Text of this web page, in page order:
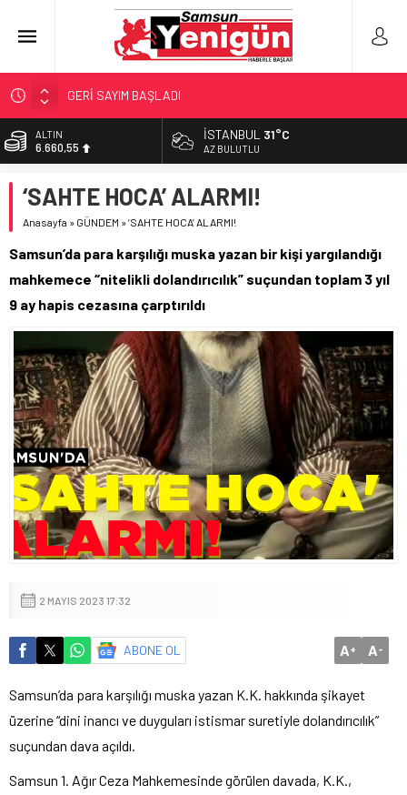
GERİ SAYIM BAŞLADI
SAMSUNSPOR’DA HEDEF 5’İNCİLİK!
‘BAFRA’YA YATIRIM YAPIN!’
YÖNETİCİ SEÇERKEN YAPILAN EN BÜYÜK HATALAR
ALTIN
6.660,55
13.779,39
DOLAR
55,1881
İSTANBUL 31°C
AZ BULUTLU
‘SAHTE HOCA’ ALARMI!
Anasayfa » GÜNDEM »‘SAHTE HOCA’ ALARMI!
Samsun’da para karşılığı muska yazan bir kişi yargılandığı
mahkemece “nitelikli dolandırıcılık” suçundan toplam 3 yıl
9 ay hapis cezasına çarptırıldı
2 MAYIS 2023 17:32
ABONE OL A+ A-
Samsun’da para karşılığı muska yazan K.K. hakkında şikayet
üzerine “dini inancı ve duyguları istismar suretiyle dolandırıcılık”
suçundan dava açıldı.
Samsun 1. Ağır Ceza Mahkemesinde görülen davada, K.K.,